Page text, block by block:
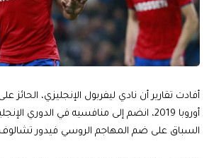
أفادت تقارير أن نادي ليفربول الإنجليزي، الحائز
أوروبا 2019، انضم إلى منافسيه في الدوري
السباق على ضم المهاجم الروسي فيدور